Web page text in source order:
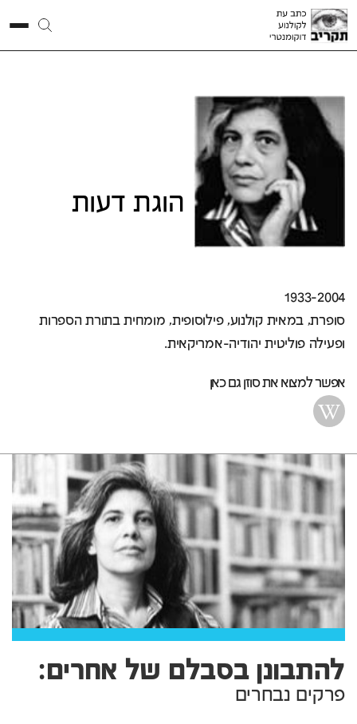
הוגת דעות
1933-2004
סופרת, במאית קולנוע, פילוסופית, מומחית בתורת הספרות
ופעילה פוליטית יהודיה-אמריקאית.
אפשר למצוא את סוזן גם כאן
להתבונן בסבלם של אחרים:
פרקים נבחרים